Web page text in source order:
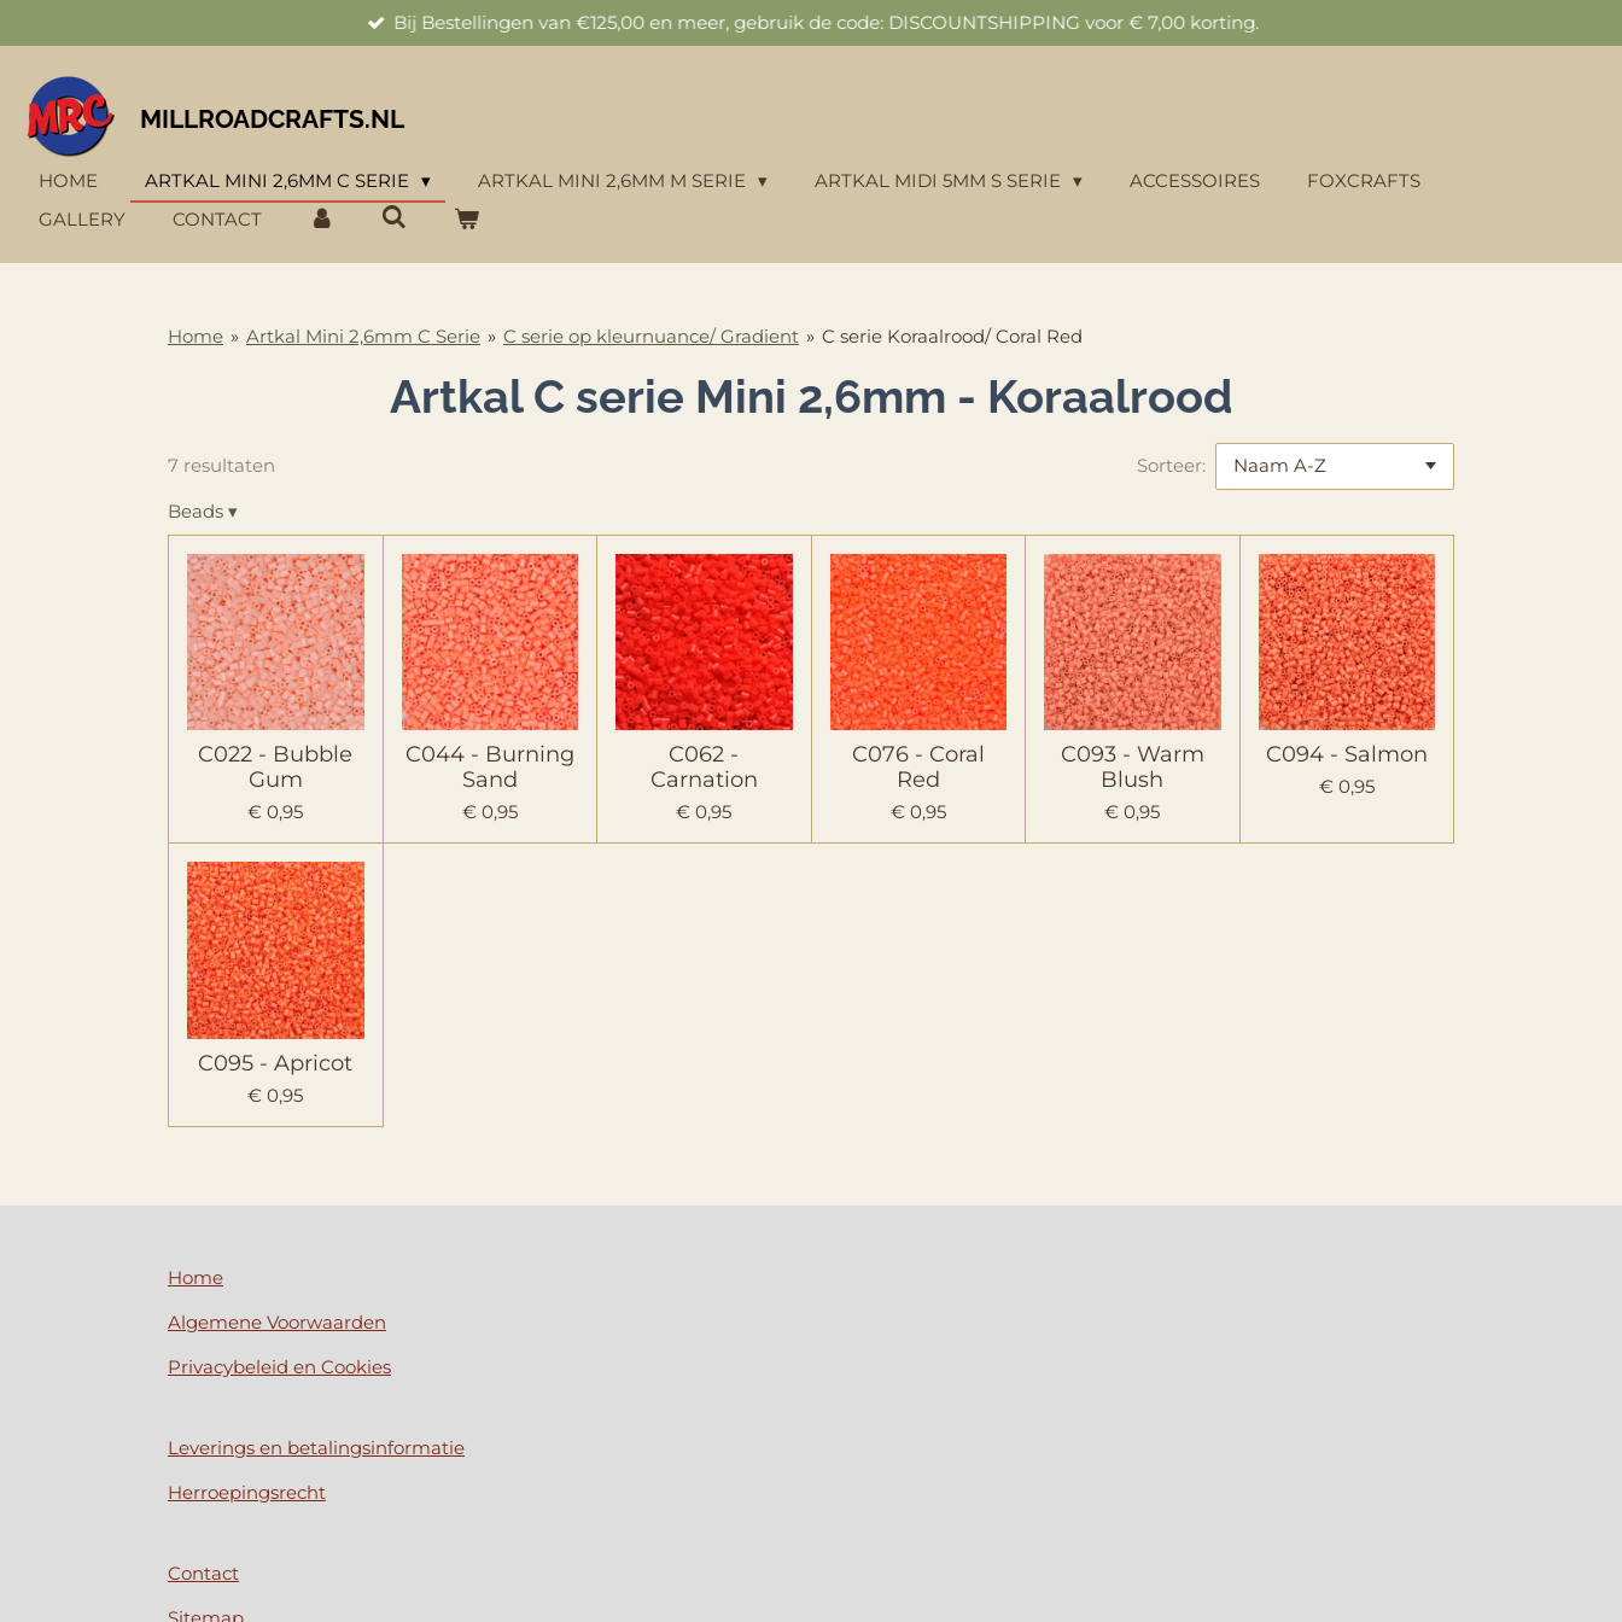
direct
de
hoofdinhoud
Bij Bestellingen van €125,00 en meer, gebruik de code: DISCOUNTSHIPPING voor € 7,00 korting.
MILLROADCRAFTS.NL
HOME ARTKAL MINI 2,6MM C SERIE ARTKAL MINI 2,6MM M SERIE ARTKAL MIDI 5MM S SERIE ACCESSOIRES
FOXCRAFTS
GALLERY
CONTACT
Home » Artkal Mini 2,6mm C Serie » C serie op kleurnuance/ Gradient » C serie Koraalrood/ Coral Red
Artkal C serie Mini 2,6mm - Koraalrood
7 resultaten Sorteer:
Beads ▾
C022 - Bubble
Gum
€ 0,95
C044 - Burning
Sand
€ 0,95
C062 -
Carnation
€ 0,95
C076 - Coral
Red
€ 0,95
C093 - Warm
Blush
€ 0,95
C094 - Salmon
€ 0,95
C095 - Apricot
€ 0,95
Home
Algemene Voorwaarden
Privacybeleid en Cookies
Leverings en betalingsinformatie
Herroepingsrecht
Contact